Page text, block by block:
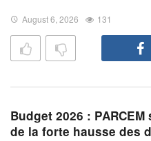
August 6, 2026 131
Budget 2026 :
de la forte hausse des